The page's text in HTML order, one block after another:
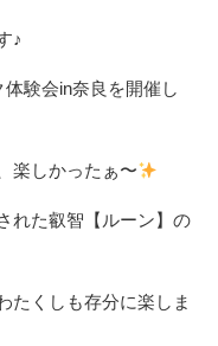
♪
験会in奈良を開催し
楽しかったぁ〜
れた叡智【ルーン】の
たくしも存分に楽しま